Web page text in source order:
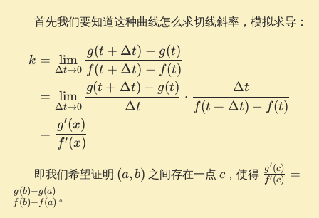
首先我们要知道这种曲线怎么求切线斜率，模拟求导：
\begin{aligned} k &=
k =
Δt→0
lim
f(t + Δt) − f(t)
g(t + Δt) − g(t)
=
Δt→0
lim
Δt
g(t + Δt) − g(t)
⋅
f(t + Δt) − f(t)
Δt
=
f′(x)
g′(x)
即我们希望证明 (a,
b)
(a, b) 之间存在一点c
c ，使得
{f'(c)} =
f′(c)
g′(c) =
f (b)− f(a)
g(b)−g(a) 。